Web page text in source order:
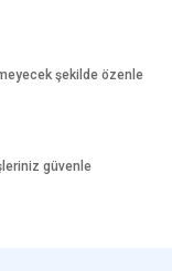
şekilde özenle
güvenle